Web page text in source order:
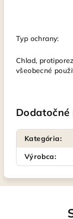
Typ ochrany:
Chlad,
všeobecné
Kategória:
Výrobca: